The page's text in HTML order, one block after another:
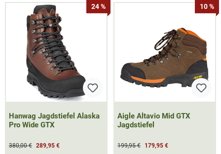
24 %
Hanwag Jagdstiefel Alaska
Pro Wide GTX
380,00 € 289,95 €
10 %
Aigle Altavio Mid GTX
Jagdstiefel
199,95 € 179,95 €